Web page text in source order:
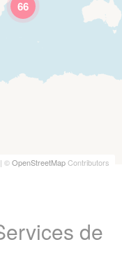
66
| ©OpenStreetMapContributors
de